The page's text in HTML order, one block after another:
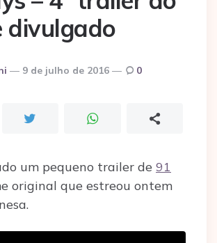
divulgado
9 de julho de 2016 0
um pequeno trailer de 91
original que estreou ontem